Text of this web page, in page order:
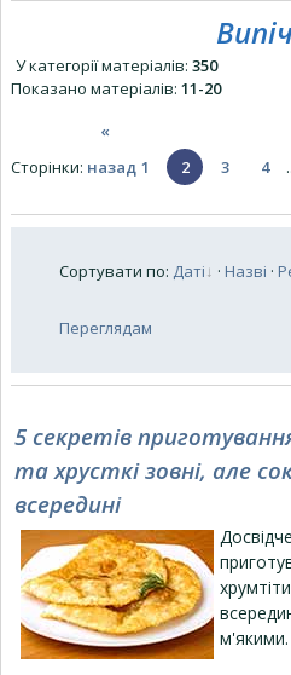
У категорії матеріалів: 350
Показано матеріалів: 11-20
Сторінки:
«
назад 1 2 3 4
Сортувати по: Даті · Назві ·
Переглядам
5 секретів
та хрусткі зовні, але
всередині
м'якими.